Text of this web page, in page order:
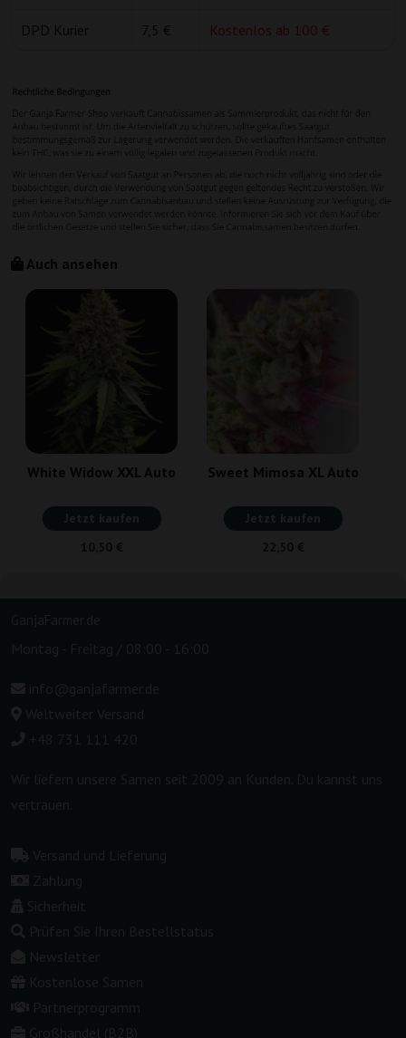
DPD Kurier 7,5 € Kostenlos ab 100 €
Auch ansehen
White Widow XXL Auto
Jetzt kaufen
10,50 €
Sweet Mimosa XL Auto
Jetzt kaufen
22,50 €
GanjaFarmer.de
Montag - Freitag / 08:00 - 16:00
info@ganjafarmer.de
Weltweiter Versand
+48 731 111 420
Wir liefern unsere Samen seit 2009 an Kunden. Du kannst uns
vertrauen.
Versand und Lieferung
Zahlung
Sicherheit
Prüfen Sie Ihren Bestellstatus
Newsletter
Kostenlose Samen
Partnerprogramm
Großhandel (B2B)